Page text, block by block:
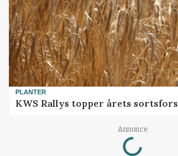
PLANTER
KWS Rallys topper årets
Annonce
Loading...